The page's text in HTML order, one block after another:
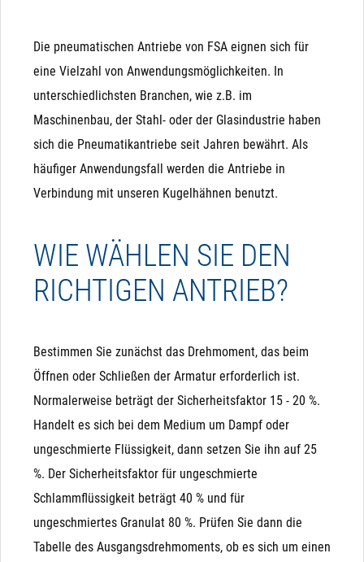
Die pneumatischen Antriebe von FSA eignen sich für
eine Vielzahl von Anwendungsmöglichkeiten. In
unterschiedlichsten Branchen, wie z.B. im
Maschinenbau, der Stahl- oder der Glasindustrie haben
sich die Pneumatikantriebe seit Jahren bewährt. Als
häufiger Anwendungsfall werden die Antriebe in
Verbindung mit unseren Kugelhähnen benutzt.
WIE WÄHLEN SIE DEN
RICHTIGEN ANTRIEB?
Bestimmen Sie zunächst das Drehmoment, das beim
Öffnen oder Schließen der Armatur erforderlich ist.
Normalerweise beträgt der Sicherheitsfaktor 15 - 20 %.
Handelt es sich bei dem Medium um Dampf oder
ungeschmierte Flüssigkeit, dann setzen Sie ihn auf 25
%. Der Sicherheitsfaktor für ungeschmierte
Schlammflüssigkeit beträgt 40 % und für
ungeschmiertes Granulat 80 %. Prüfen Sie dann die
Tabelle des Ausgangsdrehmoments, ob es sich um einen